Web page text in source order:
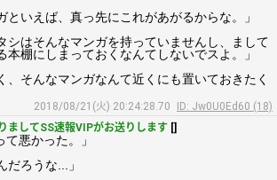
といえば、真っ先にこれがあがるからな。」
シはそんなマンガを持っていませんし、まして
本棚にしまっておくなんてしないでスよ。」
、そんなマンガなんて近くにも置いておきたく
2018/08/21(火) 20:24:28.70
ID: Jw0U0Ed60 (18)
ましてSS速報VIPがお送りします []
悪かった。」
だろうな...」